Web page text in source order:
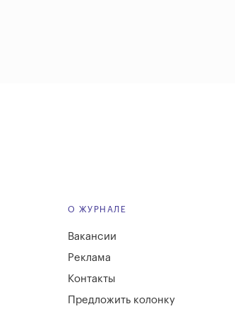
О ЖУРНАЛЕ
Вакансии
Реклама
Контакты
Предложить колонку